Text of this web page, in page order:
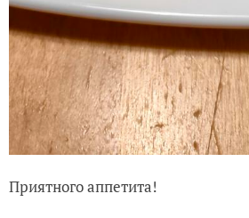
Приятного аппетита!